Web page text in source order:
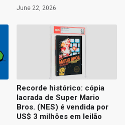
June 22, 2026
Recorde histórico: cópia
lacrada de Super Mario
Bros. (NES) é vendida por
US$ 3 milhões em leilão